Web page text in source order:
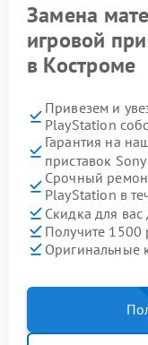
Замена
игровой
в Костроме
Привезем и
PlayStation
Гарантия на
приставок
Срочный
PlayStation в
Скидка для вас
Получите 1500
Оригинальные